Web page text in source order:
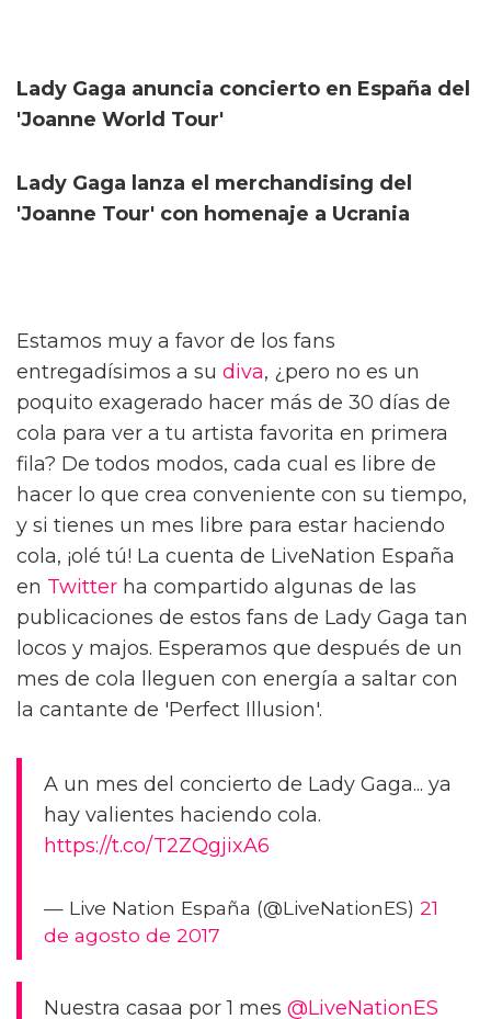
Lady Gaga anuncia concierto en España del
'Joanne World Tour'
Lady Gaga lanza el merchandising del
'Joanne Tour' con homenaje a Ucrania
Estamos muy a favor de los fans
entregadísimos a su diva, ¿pero no es un
poquito exagerado hacer más de 30 días de
cola para ver a tu artista favorita en primera
fila? De todos modos, cada cual es libre de
hacer lo que crea conveniente con su tiempo,
y si tienes un mes libre para estar haciendo
cola, ¡olé tú! La cuenta de LiveNation España
en Twitter ha compartido algunas de las
publicaciones de estos fans de Lady Gaga tan
locos y majos. Esperamos que después de un
mes de cola lleguen con energía a saltar con
la cantante de 'Perfect Illusion'.
A un mes del concierto de Lady Gaga... ya
hay valientes haciendo cola.
https://t.co/T2ZQgjixA6
— Live Nation España (@LiveNationES) 21
de agosto de 2017
Nuestra casaa por 1 mes @LiveNationES